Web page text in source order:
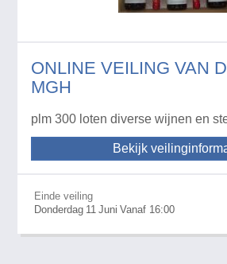
ONLINE VEILING VAN
MGH
plm 300 loten diverse wijnen en
Bekijk
Einde veiling
Donderdag 11 Juni Vanaf 16:00